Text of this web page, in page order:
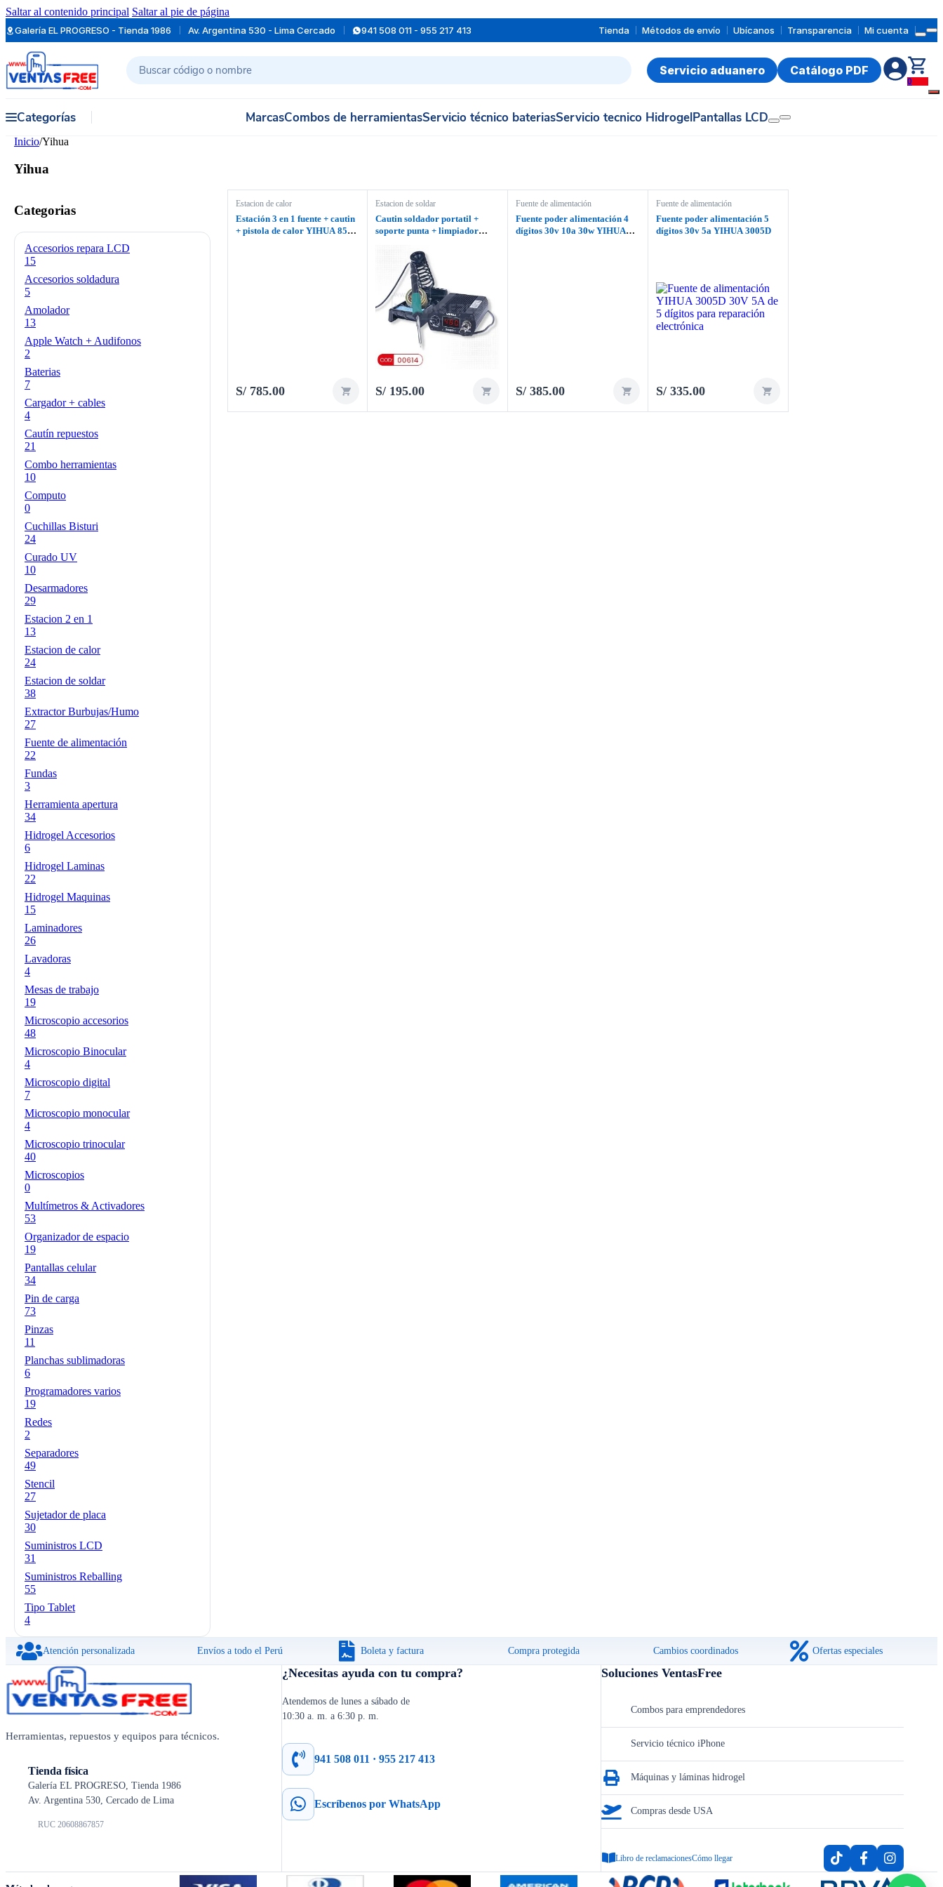
Saltar al contenido principal Saltar al pie de página
Galería EL PROGRESO - Tienda 1986 Av. Argentina 530 - Lima Cercado 941 508 011 - 955 217 413 Tienda Métodos de envío Ubícanos Transparencia Mi cuenta
Buscar Servicio aduanero Catálogo PDF
0
Categorías MarcasCombos de herramientasServicio técnico bateriasServicio tecnico HidrogelPantallas LCD
Inicio/Yihua
Yihua
Categorias
Accesorios repara LCD
15
Accesorios soldadura
5
Amolador
13
Apple Watch + Audifonos
2
Baterias
7
Cargador + cables
4
Cautín repuestos
21
Combo herramientas
10
Computo
0
Cuchillas Bisturi
24
Curado UV
10
Desarmadores
29
Estacion 2 en 1
13
Estacion de calor
24
Estacion de soldar
38
Extractor Burbujas/Humo
27
Fuente de alimentación
22
Fundas
3
Herramienta apertura
34
Hidrogel Accesorios
6
Hidrogel Laminas
22
Hidrogel Maquinas
15
Laminadores
26
Lavadoras
4
Mesas de trabajo
19
Microscopio accesorios
48
Microscopio Binocular
4
Microscopio digital
7
Microscopio monocular
4
Microscopio trinocular
40
Microscopios
0
Multímetros & Activadores
53
Organizador de espacio
19
Pantallas celular
34
Pin de carga
73
Pinzas
11
Planchas sublimadoras
6
Programadores varios
19
Redes
2
Separadores
49
Stencil
27
Sujetador de placa
30
Suministros LCD
31
Suministros Reballing
55
Tipo Tablet
4
Estacion de calor
Estación 3 en 1 fuente + cautin
+ pistola de calor YIHUA 853D
S/ 785.00
Estacion de soldar
Cautin soldador portatil +
soporte punta + limpiador
S/ 195.00
Fuente de alimentación
Fuente poder alimentación 4
dígitos 30v 10a 30w YIHUA
S/ 385.00
Fuente de alimentación
Fuente poder alimentación 5
dígitos 30v 5a YIHUA 3005D
S/ 335.00
Atención personalizada Envíos a todo el Perú Boleta y factura Compra protegida Cambios coordinados Ofertas especiales
Herramientas, repuestos y equipos para técnicos.
Tienda física
Galería EL PROGRESO, Tienda 1986
Av. Argentina 530, Cercado de Lima
RUC 20608867857
¿Necesitas ayuda con tu compra?
Atendemos de lunes a sábado de
10:30 a. m. a 6:30 p. m.
941 508 011 · 955 217 413
Escríbenos por WhatsApp
Soluciones VentasFree
Combos para emprendedores
Servicio técnico iPhone
Máquinas y láminas hidrogel
Compras desde USA
Libro de reclamacionesCómo llegar